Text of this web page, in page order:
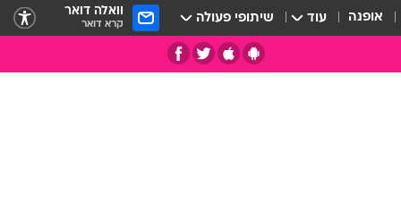
אופנה עוד שיתופי פעולה וואלה דואר
קרא דואר